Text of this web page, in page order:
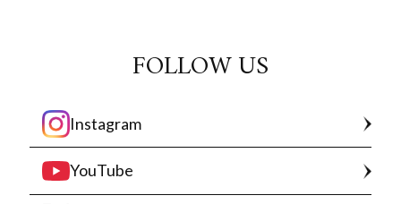
FOLLOW US
Instagram
YouTube